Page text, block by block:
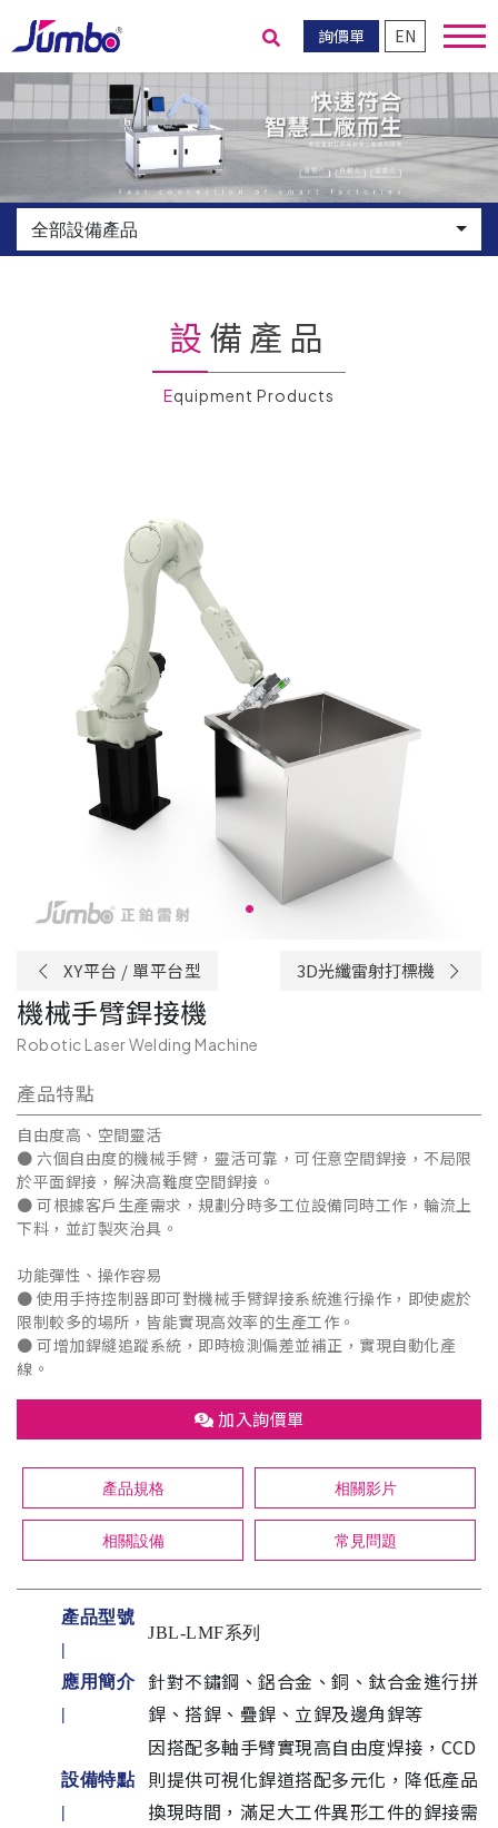
詢價單 EN
送出搜尋
全部設備產品
設備產品
Equipment Products
XY平台 / 單平台型 3D光纖雷射打標機
機械手臂銲接機
Robotic Laser Welding Machine
產品特點
自由度高、空間靈活
● 六個自由度的機械手臂，靈活可靠，可任意空間銲接，不局限
於平面銲接，解決高難度空間銲接。
● 可根據客戶生產需求，規劃分時多工位設備同時工作，輪流上
下料，並訂製夾治具。
功能彈性、操作容易
● 使用手持控制器即可對機械手臂銲接系統進行操作，即使處於
限制較多的場所，皆能實現高效率的生產工作。
● 可增加銲縫追蹤系統，即時檢測偏差並補正，實現自動化產
線。
加入詢價單
產品規格 相關影片
相關設備 常見問題
產品型號
|
JBL-LMF系列
應用簡介
|
針對不鏽鋼、鋁合金、銅、鈦合金進行拼
銲、搭銲、疊銲、立銲及邊角銲等
設備特點
|
因搭配多軸手臂實現高自由度焊接，CCD
則提供可視化銲道搭配多元化，降低產品
換現時間，滿足大工件異形工件的銲接需